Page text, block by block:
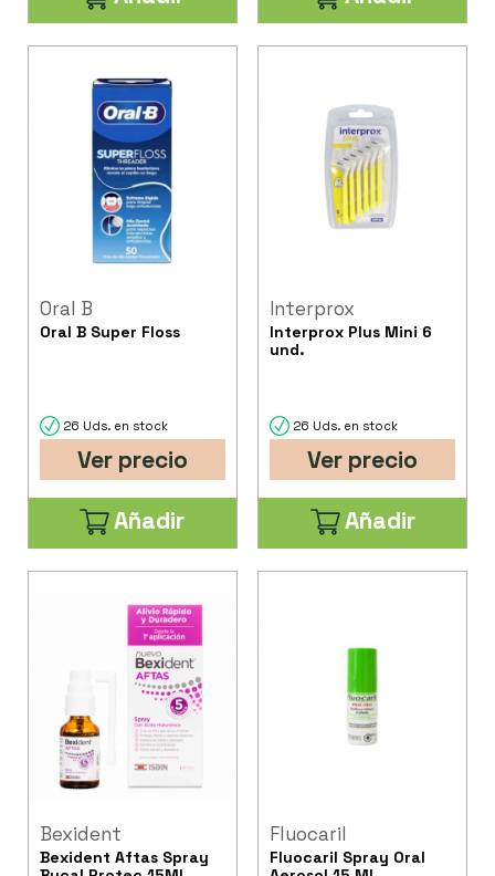
Oral B
Oral B Super Floss
26 Uds. en stock
Ver precio
Añadir
Interprox
Interprox Plus Mini 6
und.
26 Uds. en stock
Ver precio
Añadir
Bexident
Bexident Aftas Spray
Fluocaril
Fluocaril Spray Oral